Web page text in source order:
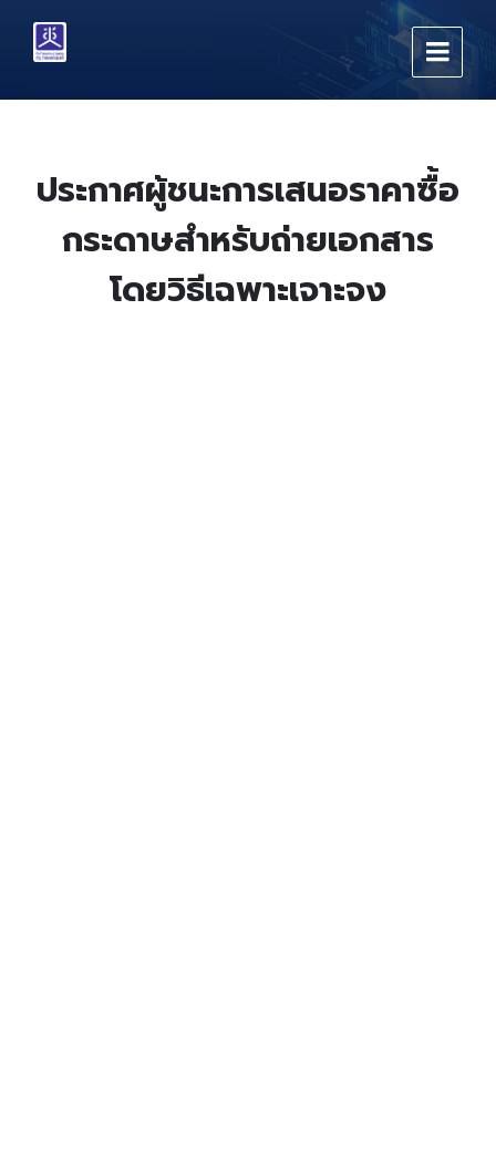
content
main
footer
ประกาศผู้ชนะการเสนอราคาซื้อ
กระดาษสำหรับถ่ายเอกสาร
โดยวิธีเฉพาะเจาะจง